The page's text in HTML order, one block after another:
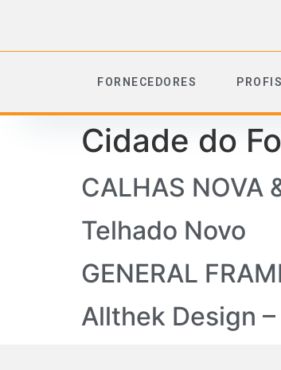
FORNECEDORES
Cidade do
CALHAS NOVA
Telhado Novo
GENERAL
Allthek Design